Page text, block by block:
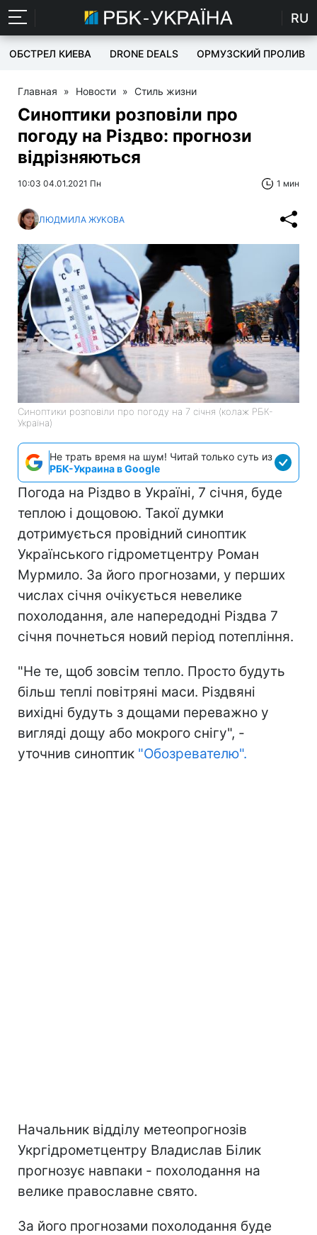
RU
ОБСТРЕЛ КИЕВА DRONE DEALS ОРМУЗСКИЙ ПРОЛИВ
Главная » Новости » Стиль жизни
Синоптики розповіли про
погоду на Різдво: прогнози
відрізняються
10:03 04.01.2021 Пн 1 мин
ЛЮДМИЛА ЖУКОВА
Синоптики розповіли про погоду на 7 січня (колаж РБК-
Україна)
Не трать время на шум! Читай только суть из
РБК-Украина в Google
Погода на Різдво в Україні, 7 січня, буде
теплою і дощовою. Такої думки
дотримується провідний синоптик
Українського гідрометцентру Роман
Мурмило. За його прогнозами, у перших
числах січня очікується невелике
похолодання, але напередодні Різдва 7
січня почнеться новий період потепління.
"Не те, щоб зовсім тепло. Просто будуть
більш теплі повітряні маси. Різдвяні
вихідні будуть з дощами переважно у
вигляді дощу або мокрого снігу", -
уточнив синоптик "Обозревателю".
Начальник відділу метеопрогнозів
Укргідрометцентру Владислав Білик
прогнозує навпаки - похолодання на
велике православне свято.
За його прогнозами похолодання буде